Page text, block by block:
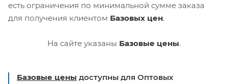
есть ограничения по минимальной сумме заказа
для получения клиентом Базовых цен.
На сайте указаны Базовые цены.
Базовые цены доступны для Оптовых